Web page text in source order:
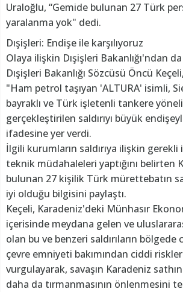
Uraloğlu, “Gemide bulunan 27 Türk
yaralanma yok" dedi.
Dışişleri: Endişe ile karşılıyoruz
Olaya ilişkin Dışişleri Bakanlığı'ndan da
Dışişleri Bakanlığı Sözcüsü Öncü
"Ham petrol taşıyan 'ALTURA' isimli,
bayraklı ve Türk işletenli tankere
gerçekleştirilen saldırıyı büyük
ifadesine yer verdi.
İlgili kurumların saldırıya ilişkin gerekli
teknik müdahaleleri yaptığını belirten
bulunan 27 kişilik Türk mürettebatın
iyi olduğu bilgisini paylaştı.
Keçeli, Karadeniz'deki Münhasır
içerisinde meydana gelen ve
olan bu ve benzeri saldırıların bölgede
çevre emniyeti bakımından ciddi
vurgulayarak, savaşın Karadeniz
daha da tırmanmasının önlenmesini